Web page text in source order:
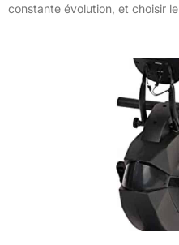
constante évolution, et choisir